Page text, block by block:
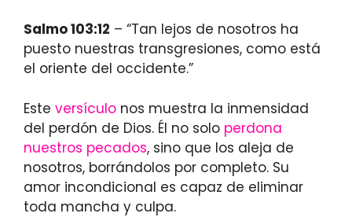
Salmo 103:12 – “Tan lejos de nosotros ha
puesto nuestras transgresiones, como está
el oriente del occidente.”
Este versículo nos muestra la inmensidad
del perdón de Dios. Él no solo perdona
nuestros pecados, sino que los aleja de
nosotros, borrándolos por completo. Su
amor incondicional es capaz de eliminar
toda mancha y culpa.